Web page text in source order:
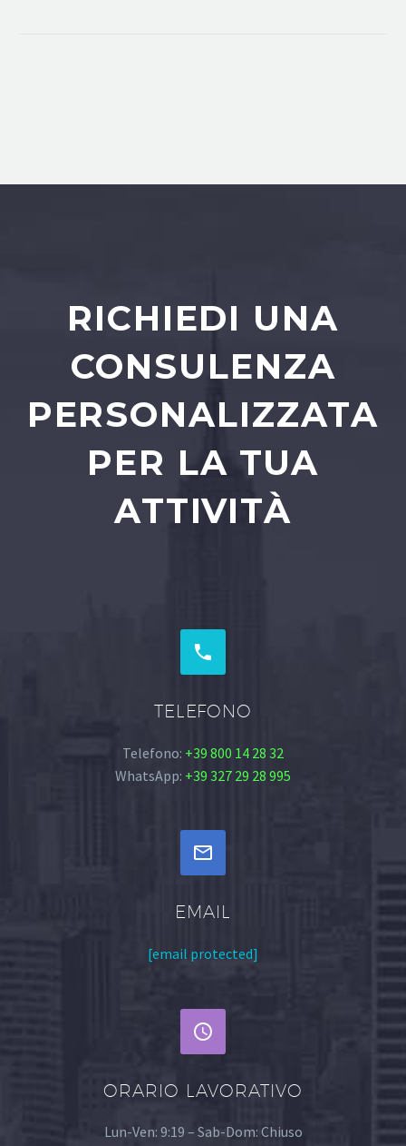
RICHIEDI UNA
CONSULENZA
PERSONALIZZATA
PER LA TUA
ATTIVITÀ


TELEFONO
Telefono: +39 800 14 28 32
WhatsApp: +39 327 29 28 995


EMAIL
[email protected]


ORARIO LAVORATIVO
Lun-Ven: 9:19 – Sab-Dom: Chiuso